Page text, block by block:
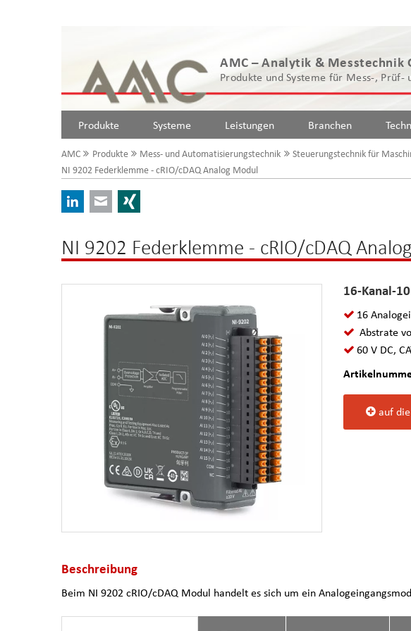
AMC – Analytik & Messtechnik
Produkte und Systeme für Mess-,
Produkte Systeme Leistungen Branchen
AMC Produkte Mess- und Automatisierungstechnik Steuerungstechnik für
NI 9202 Federklemme - cRIO/cDAQ Analog Modul
LinkedInE-mail
NI 9202 Federklemme - cRIO/cDAQ
16-Kanal-
16
Abstrate
60 V DC,
auf
Beschreibung
Beim NI 9202 cRIO/cDAQ Modul handelt es sich um ein